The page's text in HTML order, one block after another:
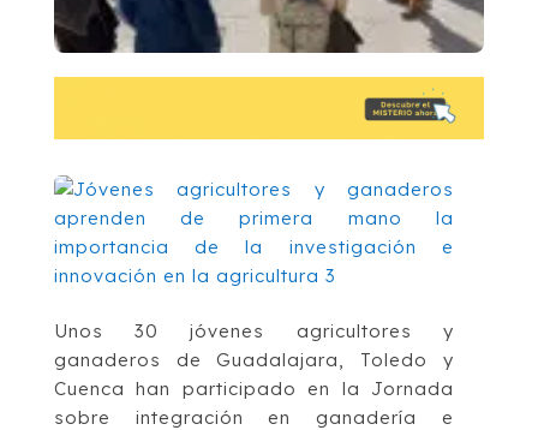
Unos 30 jóvenes agricultores y
ganaderos de Guadalajara, Toledo y
Cuenca han participado en la Jornada
sobre integración en ganadería e